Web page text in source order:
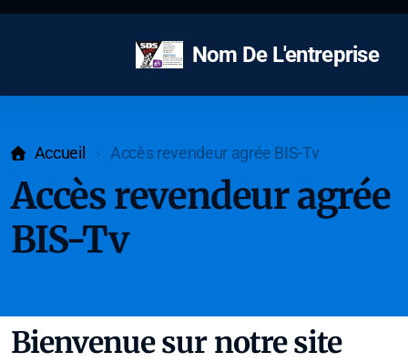
Nom De L'entreprise
Accueil Accès revendeur agrée BIS-Tv
Accès revendeur agrée
BIS-Tv
Bienvenue sur notre site